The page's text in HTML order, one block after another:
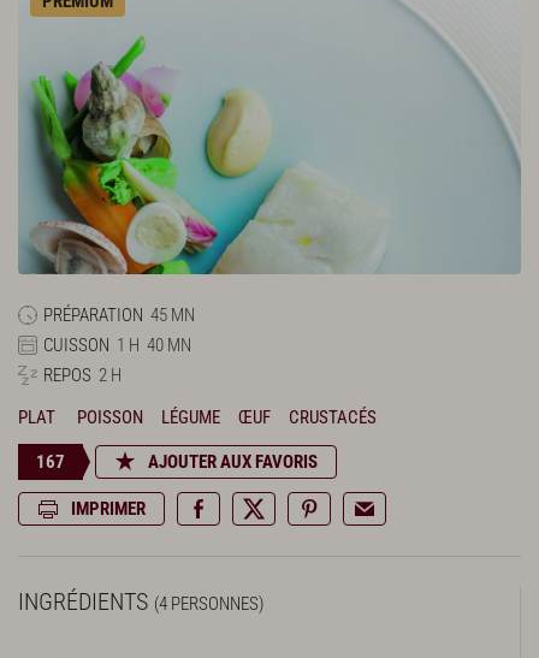
PRÉPARATION 45 MN
CUISSON 1 H 40 MN
REPOS 2 H
PLAT
POISSON LÉGUME ŒUF CRUSTACÉS
167 AJOUTER AUX FAVORIS
IMPRIMER
INGRÉDIENTS (4 PERSONNES)